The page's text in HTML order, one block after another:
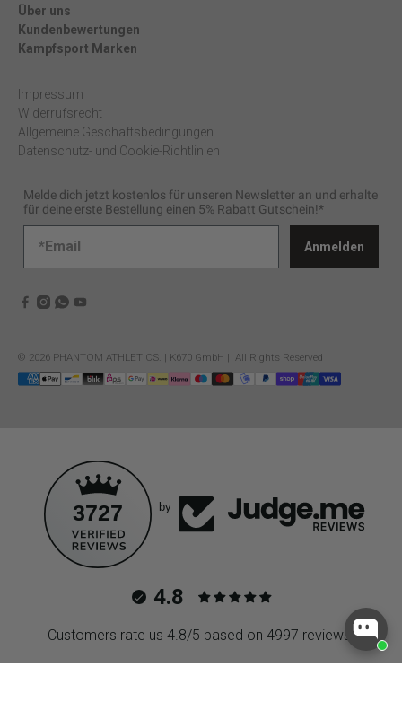
Über uns
Kundenbewertungen
Kampfsport Marken
Impressum
Widerrufsrecht
Allgemeine Geschäftsbedingungen
Datenschutz- und Cookie-Richtlinien
Melde dich jetzt kostenlos für unseren Newsletter an und erhalte
für deine erste Bestellung einen 5% Rabatt Gutschein!*
Anmelden
© 2026 PHANTOM ATHLETICS. | K670 GmbH | All Rights Reserved
3727 by
4.8
Customers rate us 4.8/5 based on 4997 reviews.